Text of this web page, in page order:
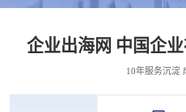
企业出海网 中国企
10年服务沉淀